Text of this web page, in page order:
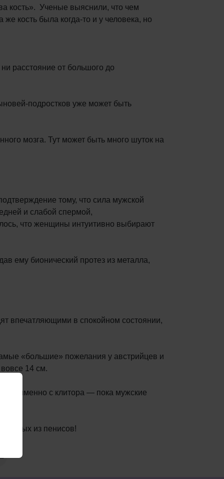
кость». Ученые выяснили, что чем
кость была когда-то и у человека, но
расстояние от большого до
подростков уже может быть
мозга. Тут может быть много шуток на
тому, что сила мужской
и слабой спермой,
что женщины интуитивно выбирают
ему бионический протез из металла,
впечатляющими в спокойном состоянии,
«большие» пожелания у австрийцев и
14 см.
именно с клитора — пока мужские
из пенисов!